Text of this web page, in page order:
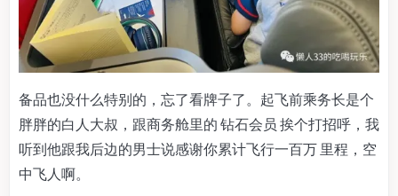
备品也没什么特别的，忘了看牌子了。起飞前乘务长是个
胖胖的白人大叔，跟商务舱里的 钻石会员 挨个打招呼，我
听到他跟我后边的男士说感谢你累计飞行一百万 里程，空
中飞人啊。